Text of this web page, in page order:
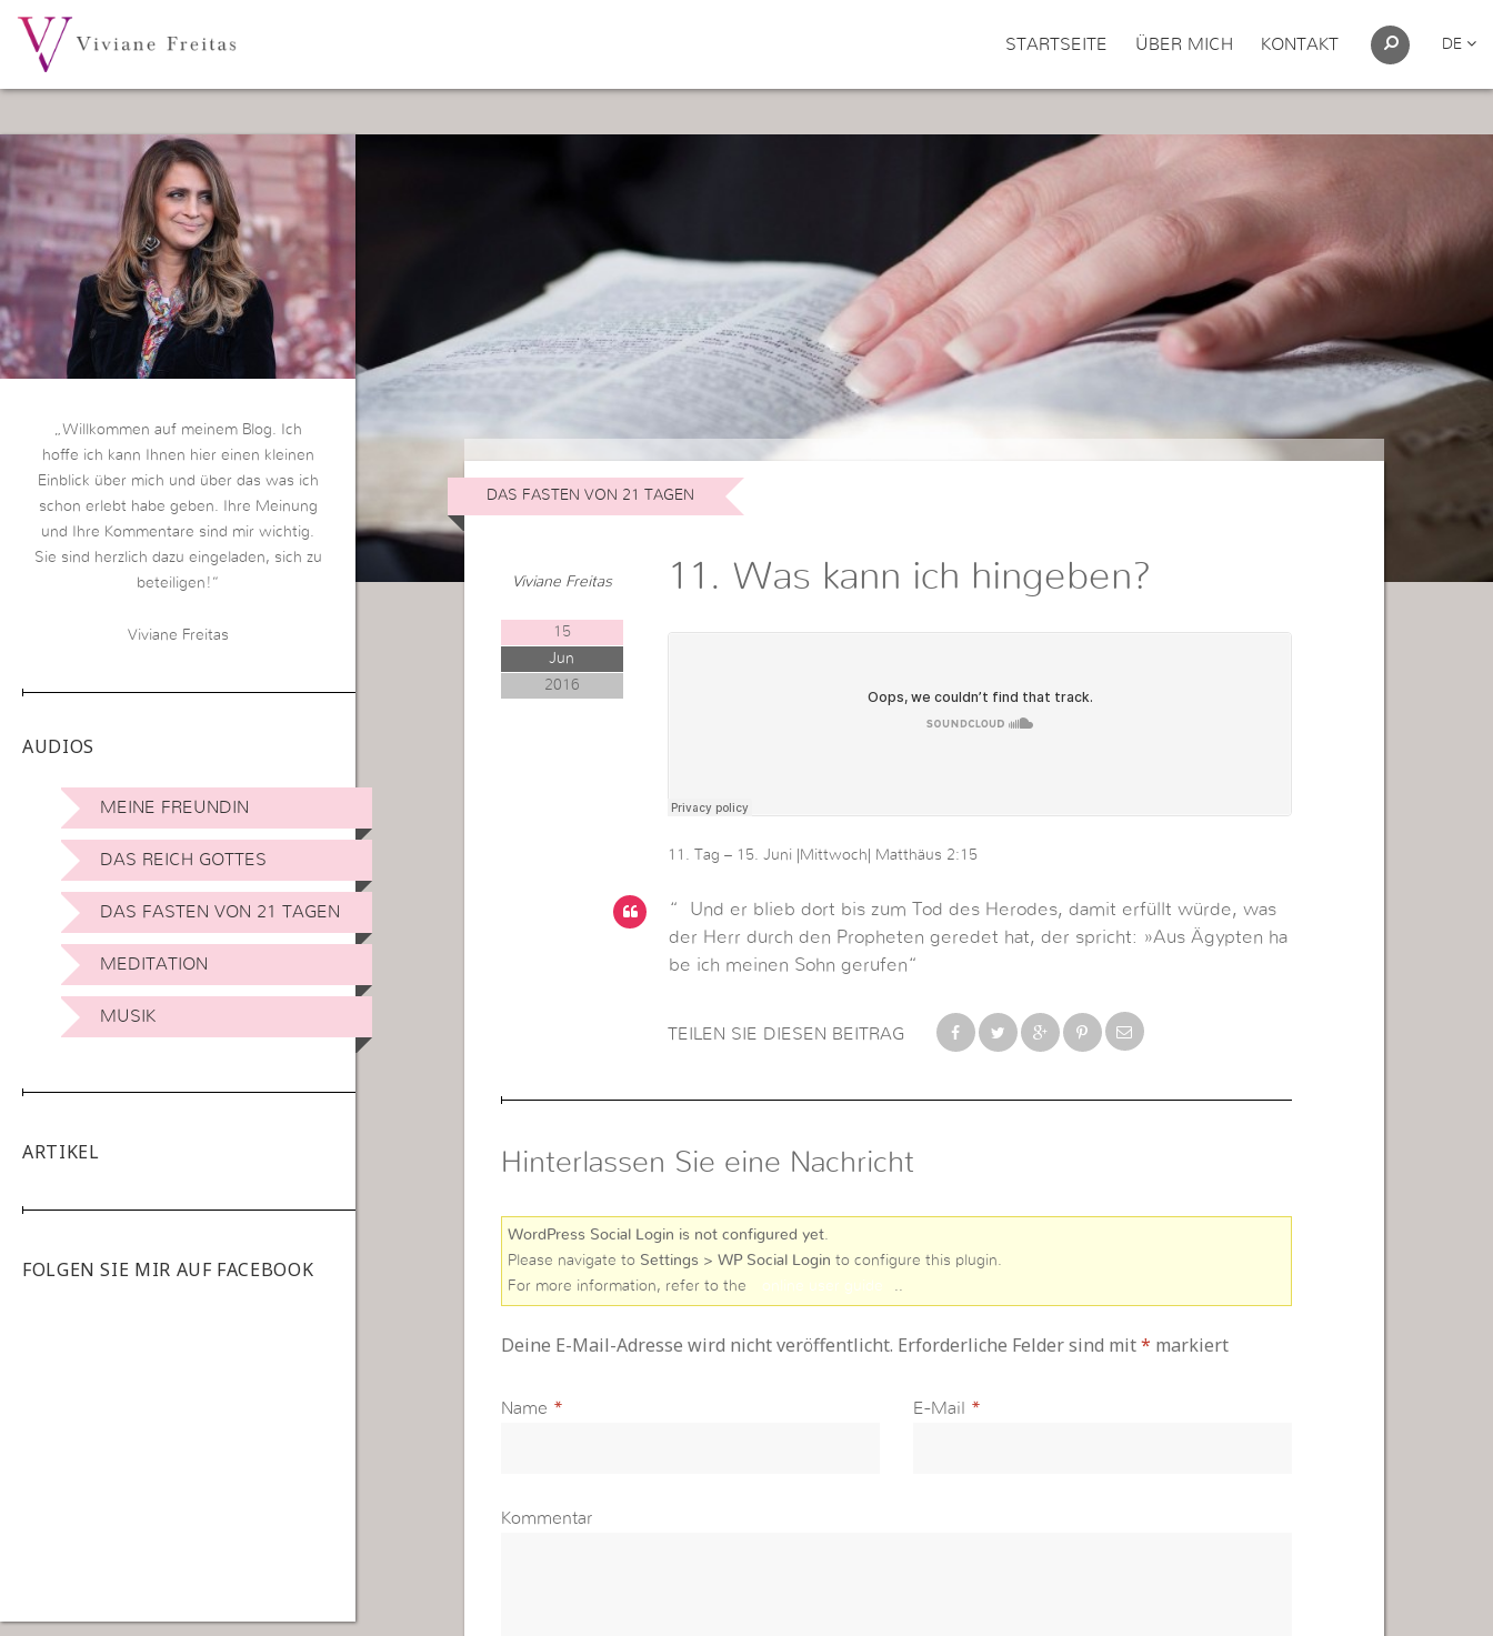
STARTSEITE ÜBER MICH KONTAKT DE
„Willkommen auf meinem Blog. Ich
hoffe ich kann Ihnen hier einen kleinen
Einblick über mich und über das was ich
schon erlebt habe geben. Ihre Meinung
und Ihre Kommentare sind mir wichtig.
Sie sind herzlich dazu eingeladen, sich zu
beteiligen!“
Viviane Freitas
AUDIOS
MEINE FREUNDIN
DAS REICH GOTTES
DAS FASTEN VON 21 TAGEN
MEDITATION
MUSIK
ARTIKEL
FOLGEN SIE MIR AUF FACEBOOK
DAS FASTEN VON 21 TAGEN
Viviane Freitas
15
Jun
2016
11. Was kann ich hingeben?
11. Tag – 15. Juni |Mittwoch| Matthäus 2:15
“ Und er blieb dort bis zum Tod des Herodes, damit erfüllt würde, was
der Herr durch den Propheten geredet hat, der spricht: »Aus Ägypten ha
be ich meinen Sohn gerufen“
TEILEN SIE DIESEN BEITRAG
Hinterlassen Sie eine Nachricht
WordPress Social Login is not configured yet.
Please navigate to Settings > WP Social Login to configure this plugin.
For more information, refer to the
online user guide
Deine E-Mail-Adresse wird nicht veröffentlicht. Erforderliche Felder sind mit* markiert
Name * E-Mail *
Kommentar